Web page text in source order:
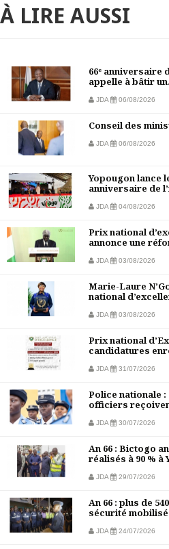
À LIRE AUSSI
66ᵉ anniversaire
appelle à bâtir
JDA 06/08/2026
Conseil des
JDA 06/08/2026
Yopougon lance
anniversaire de
JDA 04/08/2026
Prix national
annonce une
JDA 03/08/2026
Marie-Laure
national
JDA 03/08/2026
Prix national
candidatures
JDA 31/07/2026
Police nationale :
officiers
JDA 30/07/2026
An 66 : Bictogo
réalisés à 90 % à
JDA 29/07/2026
An 66 : plus de
sécurité
JDA 24/07/2026